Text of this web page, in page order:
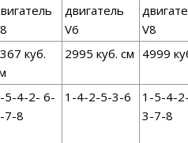
двигатель
V6
V8
куб.
2995 куб. см 4999
5-4-2- 6-
7-8
1-4-2-5-3-6
1-5-4-
3-7-8